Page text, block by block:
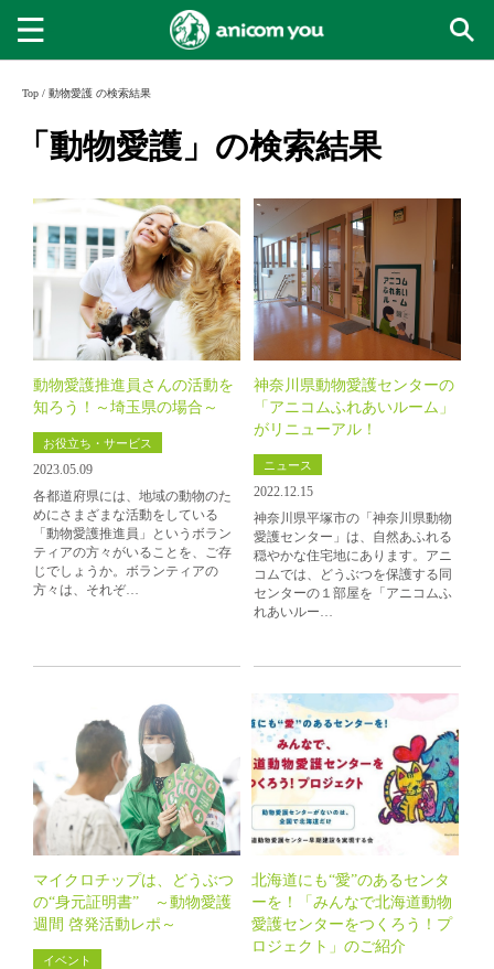
Top / 動物愛護 の検索結果
「動物愛護」の検索結果
動物愛護推進員さんの活動を
知ろう！～埼玉県の場合～
お役立ち・サービス
2023.05.09
各都道府県には、地域の動物のた
めにさまざまな活動をしている
「動物愛護推進員」というボラン
ティアの方々がいることを、ご存
じでしょうか。ボランティアの
方々は、それぞ…
神奈川県動物愛護センターの
「アニコムふれあいルーム」
がリニューアル！
ニュース
2022.12.15
神奈川県平塚市の「神奈川県動物
愛護センター」は、自然あふれる
穏やかな住宅地にあります。アニ
コムでは、どうぶつを保護する同
センターの１部屋を「アニコムふ
れあいルー…
マイクロチップは、どうぶつ
の“身元証明書” ～動物愛護
週間 啓発活動レポ～
イベント
北海道にも“愛”のあるセンタ
ーを！「みんなで北海道動物
愛護センターをつくろう！プ
ロジェクト」のご紹介